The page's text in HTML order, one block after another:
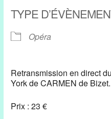
TYPE
Opéra
Retransmission en direct
York de CARMEN de Bizet.
Prix : 23 €